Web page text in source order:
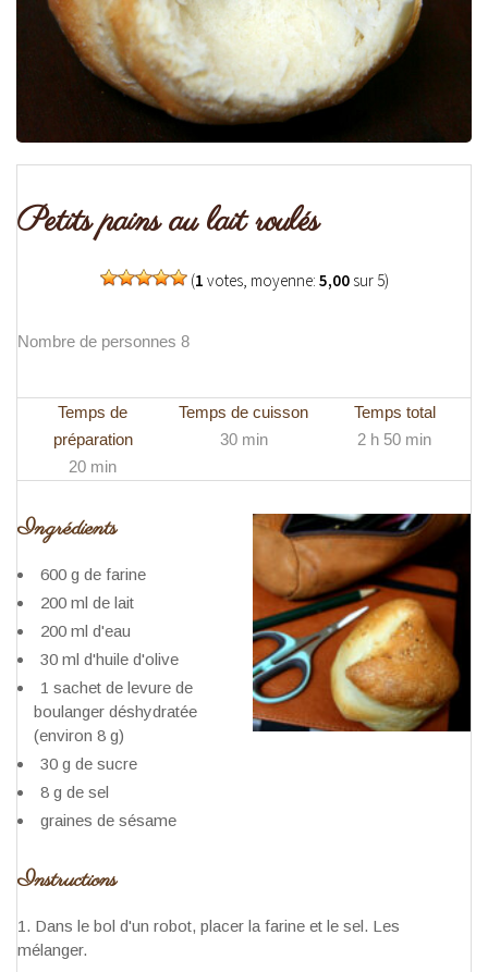
Petits pains au lait roulés
(1 votes, moyenne: 5,00sur 5)
Nombre de personnes 8
Temps de
préparation
20 min
Temps de cuisson
30 min
Temps total
2 h 50 min
Ingrédients
600 g de farine
200 ml de lait
200 ml d'eau
30 ml d'huile d'olive
1 sachet de levure de
boulanger déshydratée
(environ 8 g)
30 g de sucre
8 g de sel
graines de sésame
Instructions
Dans le bol d'un robot, placer la farine et le sel. Les
mélanger.